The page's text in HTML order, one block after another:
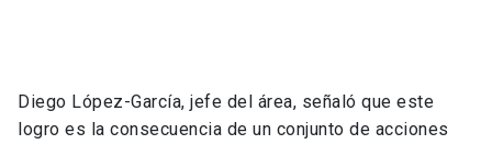
Información para keyboard_arrow_down
Diego López-García, jefe del área, señaló que este
logro es la consecuencia de un conjunto de acciones